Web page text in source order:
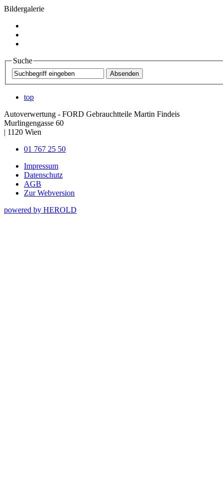
Bildergalerie
Suche
top
Autoverwertung - FORD Gebrauchtteile Martin Findeis
Murlingengasse 60
| 1120 Wien
01 767 25 50
Impressum
Datenschutz
AGB
Zur Webversion
powered by HEROLD